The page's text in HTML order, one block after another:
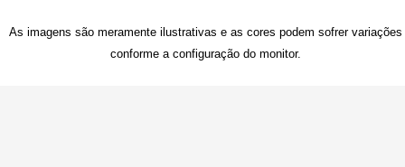
As imagens são meramente ilustrativas e as cores podem sofrer variações
conforme a configuração do monitor.